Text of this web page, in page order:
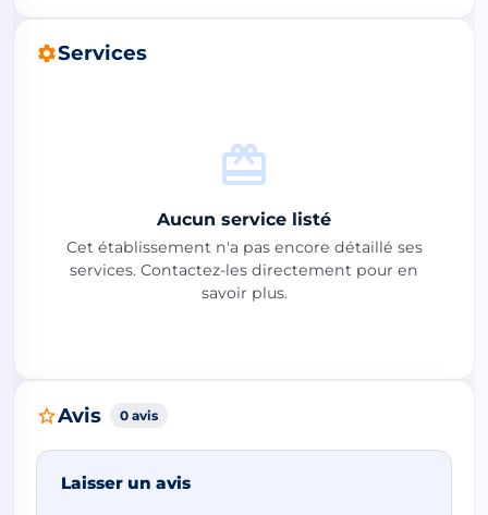
Services
Aucun service listé
Cet établissement n'a pas encore détaillé ses
services. Contactez-les directement pour en
savoir plus.
Avis 0 avis
Laisser un avis